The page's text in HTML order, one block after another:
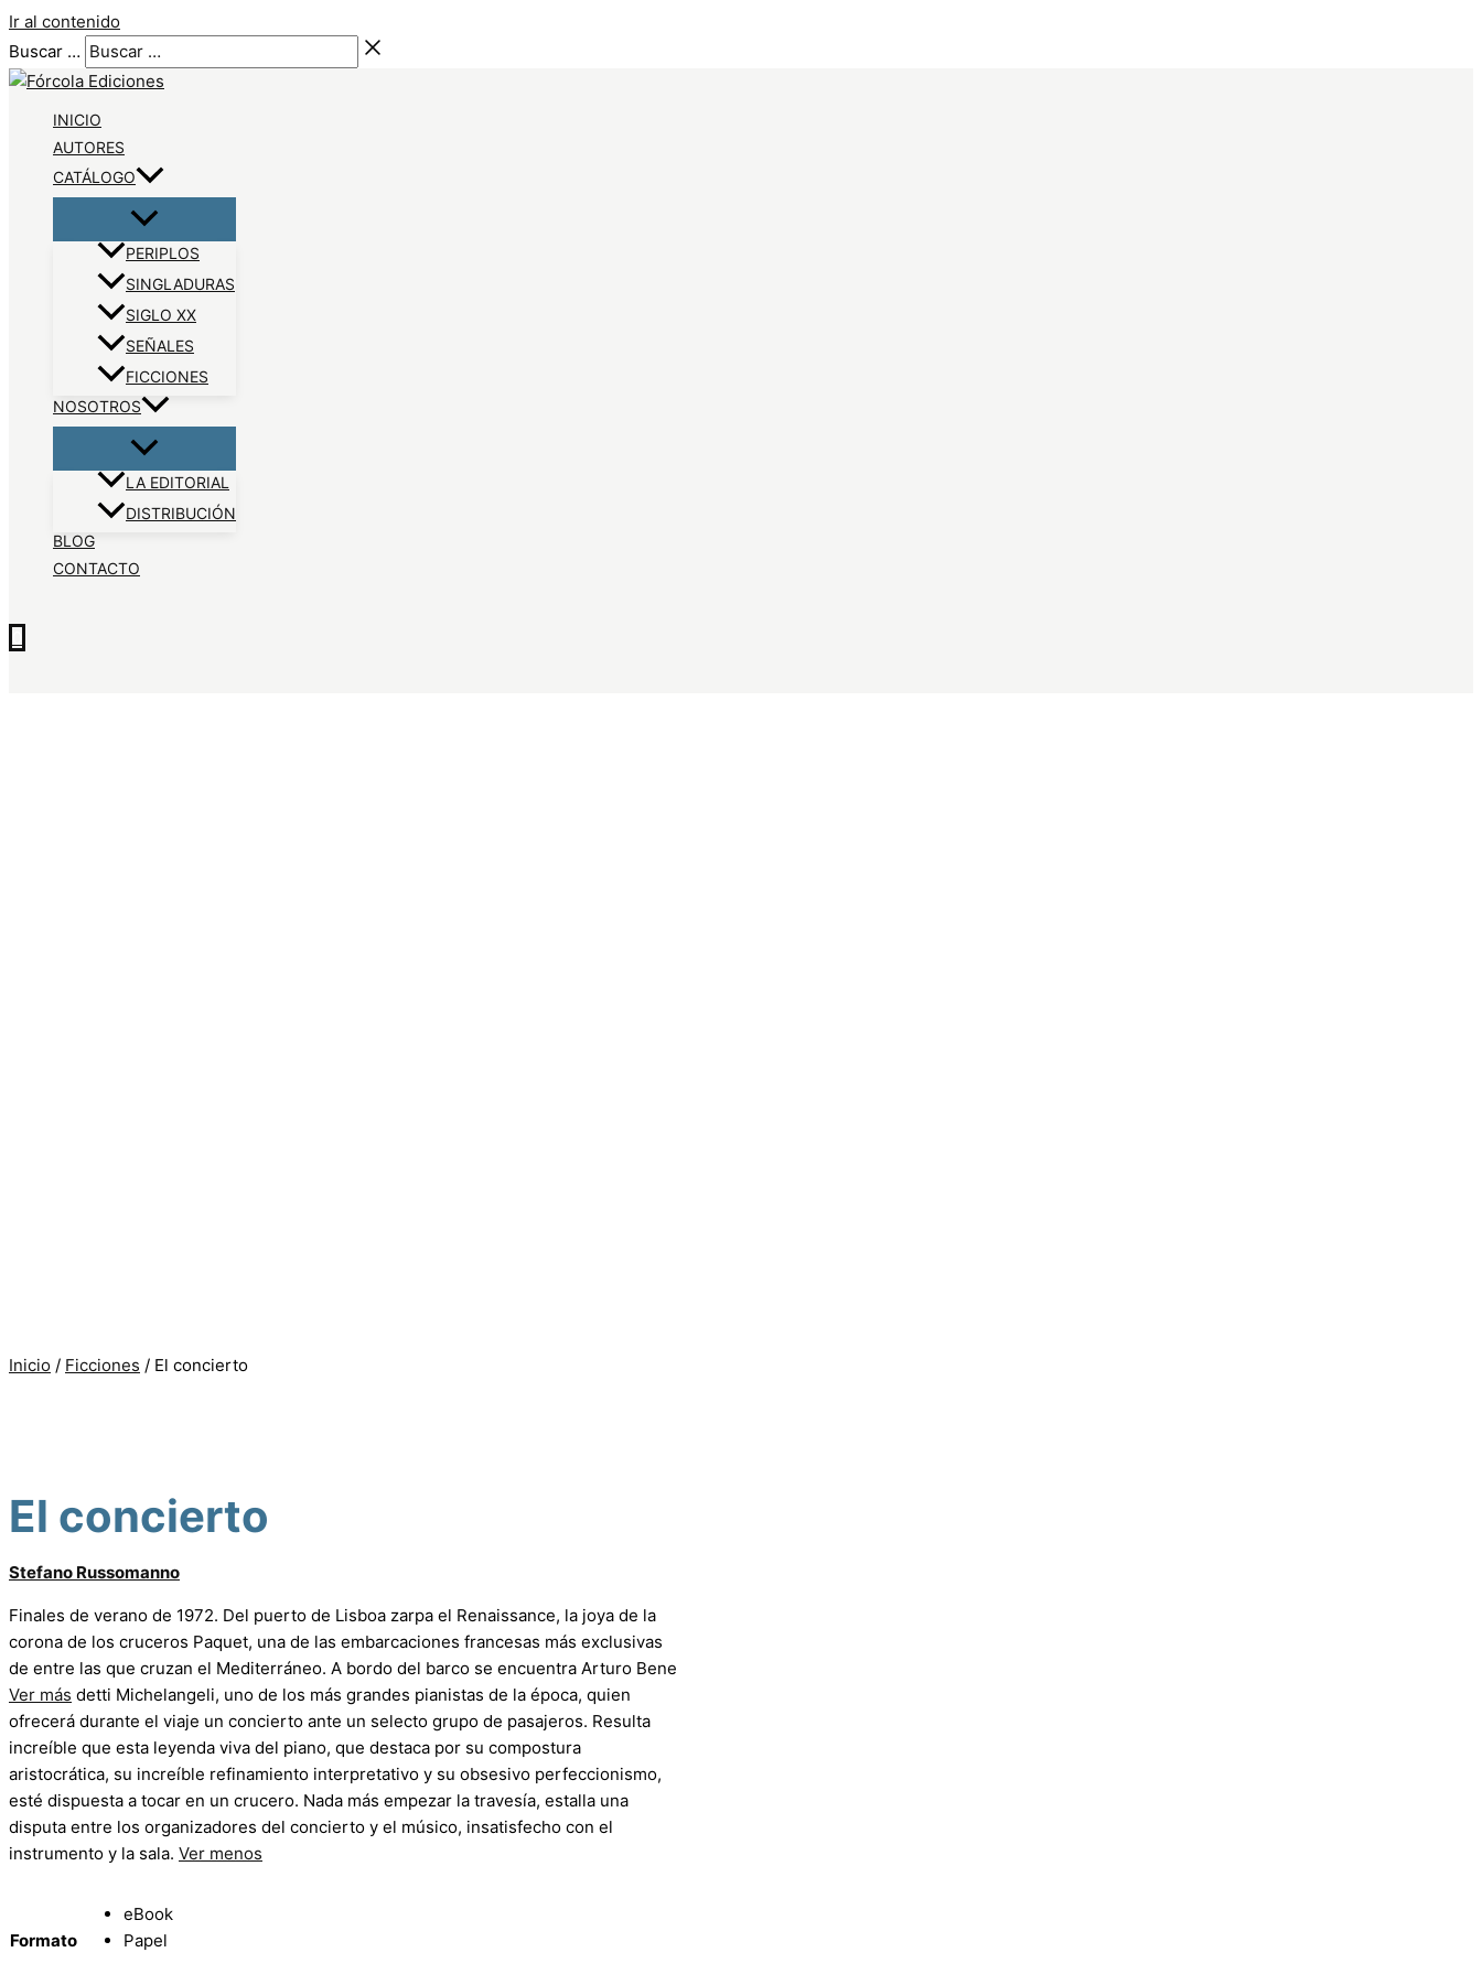
Ir al contenido
Buscar …
INICIO
AUTORES
CATÁLOGO
PERIPLOS
SINGLADURAS
SIGLO XX
SEÑALES
FICCIONES
NOSOTROS
LA EDITORIAL
DISTRIBUCIÓN
BLOG
CONTACTO
Inicio / Ficciones / El concierto
El concierto
Stefano Russomanno
Finales de verano de 1972. Del puerto de Lisboa zarpa el Renaissance, la joya de la
corona de los cruceros Paquet, una de las embarcaciones francesas más exclusivas
de entre las que cruzan el Mediterráneo. A bordo del barco se encuentra Arturo Bene
Ver más detti Michelangeli, uno de los más grandes pianistas de la época, quien
ofrecerá durante el viaje un concierto ante un selecto grupo de pasajeros. Resulta
increíble que esta leyenda viva del piano, que destaca por su compostura
aristocrática, su increíble refinamiento interpretativo y su obsesivo perfeccionismo,
esté dispuesta a tocar en un crucero. Nada más empezar la travesía, estalla una
disputa entre los organizadores del concierto y el músico, insatisfecho con el
instrumento y la sala. Ver menos
Formato
eBook
Papel